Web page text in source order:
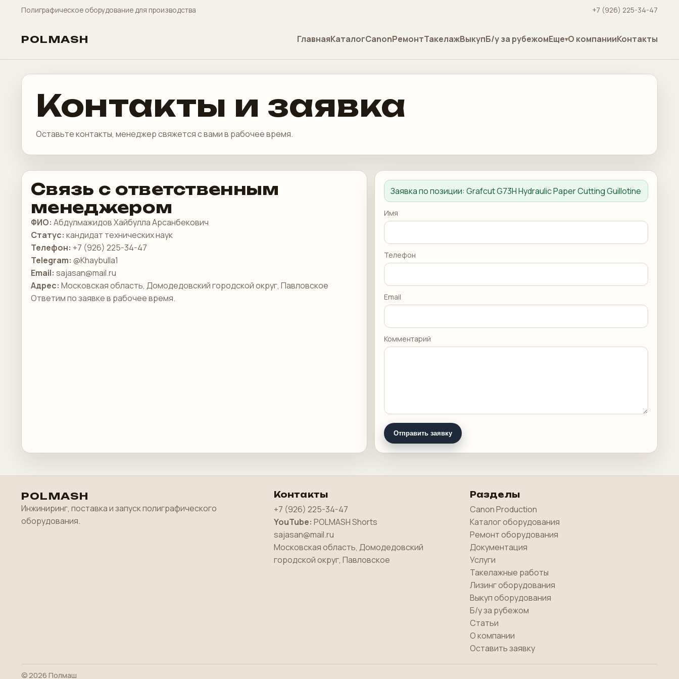
Полиграфическое оборудование для производства +7 (926) 225-34-47
POLMASH ГлавнаяКаталогCanonРемонтТакелажВыкупБ/у за рубежомЕще О компанииКонтакты
Контакты и заявка
Оставьте контакты, менеджер свяжется с вами в рабочее время.
Связь с ответственным
менеджером
ФИО: Абдулмажидов Хайбулла Арсанбекович
Статус: кандидат технических наук
Телефон: +7 (926) 225-34-47
Telegram: @Khaybulla1
Email: sajasan@mail.ru
Адрес: Московская область, Домодедовский городской округ, Павловское
Ответим по заявке в рабочее время.
Заявка по позиции:Grafcut G73H Hydraulic Paper Cutting Guillotine
Имя
Телефон
Email
Комментарий
Отправить заявку
POLMASH
Инжиниринг, поставка и запуск полиграфического
оборудования.
Контакты
+7 (926) 225-34-47
YouTube: POLMASH Shorts
sajasan@mail.ru
Московская область, Домодедовский
городской округ, Павловское
Разделы
Canon Production
Каталог оборудования
Ремонт оборудования
Документация
Услуги
Такелажные работы
Лизинг оборудования
Выкуп оборудования
Б/у за рубежом
Статьи
О компании
Оставить заявку
© 2026 Полмаш